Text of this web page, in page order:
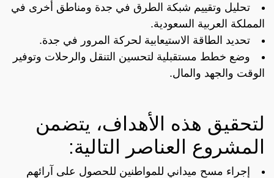
تحليل وتقييم شبكة الطرق في جدة ومناطق أخرى في
المملكة العربية السعودية.
تحديد الطاقة الاستيعابية لحركة المرور في جدة.
وضع خطط مستقبلية لتحسين التنقل والرحلات وتوفير
الوقت والجهد والمال.
لتحقيق هذه الأهداف، يتضمن
المشروع العناصر التالية:
إجراء مسح ميداني للمواطنين للحصول على آرائهم